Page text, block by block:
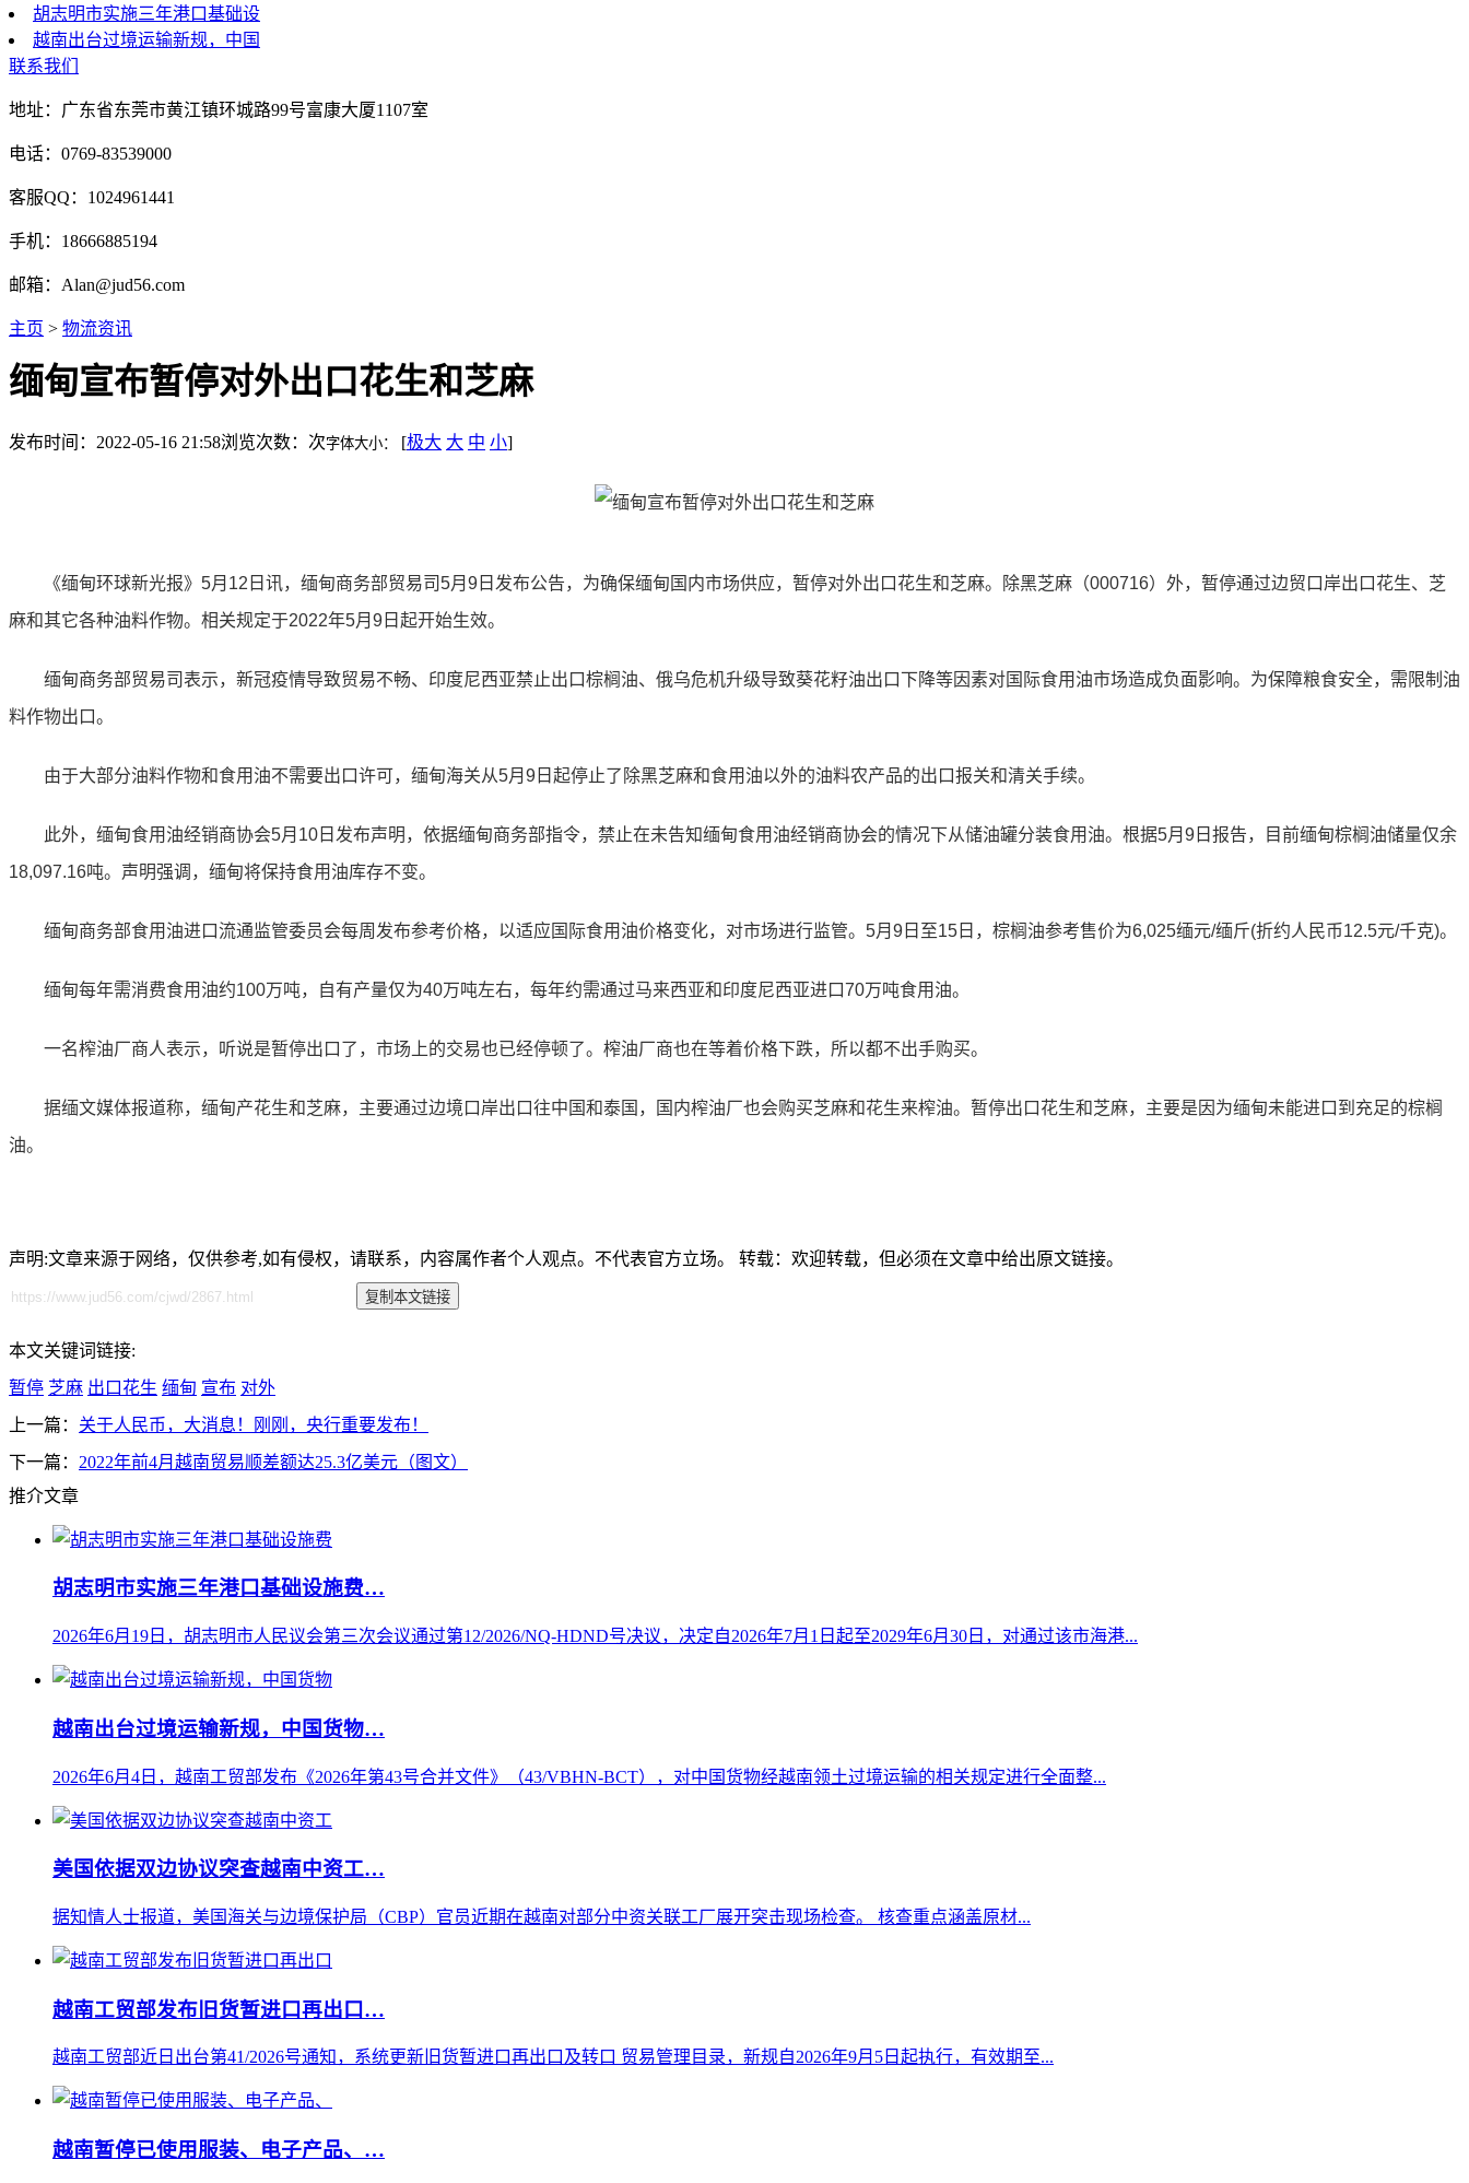
胡志明市实施三年港口基础设
越南出台过境运输新规，中国
联系我们
地址：广东省东莞市黄江镇环城路99号富康大厦1107室
电话：0769-83539000
客服QQ：1024961441
手机：18666885194
邮箱：Alan@jud56.com
主页 > 物流资讯
缅甸宣布暂停对外出口花生和芝麻
发布时间：2022-05-16 21:58浏览次数： 次字体大小： [极大 大 中 小]
《缅甸环球新光报》5月12日讯，缅甸商务部贸易司5月9日发布公告，为确保缅甸国内市场供应，暂停对外出口花生和芝麻。除黑芝麻（000716）外，暂停通过边贸口岸出口花生、芝
麻和其它各种油料作物。相关规定于2022年5月9日起开始生效。
缅甸商务部贸易司表示，新冠疫情导致贸易不畅、印度尼西亚禁止出口棕榈油、俄乌危机升级导致葵花籽油出口下降等因素对国际食用油市场造成负面影响。为保障粮食安全，需限制油
料作物出口。
由于大部分油料作物和食用油不需要出口许可，缅甸海关从5月9日起停止了除黑芝麻和食用油以外的油料农产品的出口报关和清关手续。
此外，缅甸食用油经销商协会5月10日发布声明，依据缅甸商务部指令，禁止在未告知缅甸食用油经销商协会的情况下从储油罐分装食用油。根据5月9日报告，目前缅甸棕榈油储量仅余
18,097.16吨。声明强调，缅甸将保持食用油库存不变。
缅甸商务部食用油进口流通监管委员会每周发布参考价格，以适应国际食用油价格变化，对市场进行监管。5月9日至15日，棕榈油参考售价为6,025缅元/缅斤(折约人民币12.5元/千克)。
缅甸每年需消费食用油约100万吨，自有产量仅为40万吨左右，每年约需通过马来西亚和印度尼西亚进口70万吨食用油。
一名榨油厂商人表示，听说是暂停出口了，市场上的交易也已经停顿了。榨油厂商也在等着价格下跌，所以都不出手购买。
据缅文媒体报道称，缅甸产花生和芝麻，主要通过边境口岸出口往中国和泰国，国内榨油厂也会购买芝麻和花生来榨油。暂停出口花生和芝麻，主要是因为缅甸未能进口到充足的棕榈
油。
声明:文章来源于网络，仅供参考,如有侵权，请联系，内容属作者个人观点。不代表官方立场。 转载：欢迎转载，但必须在文章中给出原文链接。
本文关键词链接:
暂停 芝麻 出口花生 缅甸 宣布 对外
上一篇： 关于人民币，大消息！刚刚，央行重要发布！
下一篇： 2022年前4月越南贸易顺差额达25.3亿美元（图文）
推介文章
胡志明市实施三年港口基础设施费…
2026年6月19日，胡志明市人民议会第三次会议通过第12/2026/NQ-HDND号决议，决定自2026年7月1日起至2029年6月30日，对通过该市海港...
越南出台过境运输新规，中国货物…
2026年6月4日，越南工贸部发布《2026年第43号合并文件》（43/VBHN-BCT），对中国货物经越南领土过境运输的相关规定进行全面整...
美国依据双边协议突查越南中资工…
据知情人士报道，美国海关与边境保护局（CBP）官员近期在越南对部分中资关联工厂展开突击现场检查。 核查重点涵盖原材...
越南工贸部发布旧货暂进口再出口…
越南工贸部近日出台第41/2026号通知，系统更新旧货暂进口再出口及转口 贸易管理目录，新规自2026年9月5日起执行，有效期至...
越南暂停已使用服装、电子产品、…